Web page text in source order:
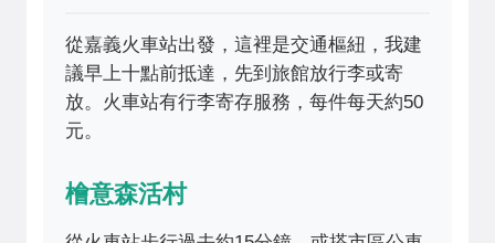
從嘉義火車站出發，這裡是交通樞紐，我建
議早上十點前抵達，先到旅館放行李或寄
放。火車站有行李寄存服務，每件每天約50
元。
檜意森活村